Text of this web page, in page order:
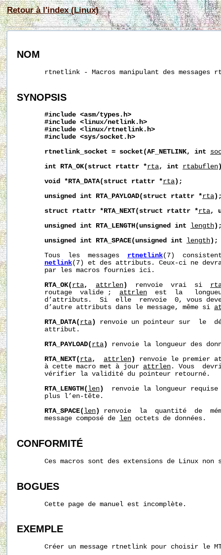
Retour à l'index (Linux)
NOM
rtnetlink - Macros manipulant des messages
SYNOPSIS
#include <asm/types.h>
#include <linux/netlink.h>
#include <linux/rtnetlink.h>
#include <sys/socket.h>
rtnetlink_socket = socket(AF_NETLINK, int
int
RTA_OK(struct rtattr *rta, int rtabuflen
void *RTA_DATA(struct rtattr *rta );
unsigned int RTA_PAYLOAD(struct rtattr *rta
struct
rtattr *RTA_NEXT(struct rtattr *rta,
unsigned int RTA_LENGTH(unsigned int length
unsigned int RTA_SPACE(unsigned int length );
       Tous  les  messages
rtnetlink(7)  consistent
netlink(7) et des attributs. Ceux-ci ne
       par les macros fournies ici.
RTA_OK( rta, attrlen )
  renvoie  vrai  si
       routage  valide ;
attrlen
est  la
d’attributs.  Si  elle  renvoie  0, vous
       d’autre attributs dans le message, même si
RTA_DATA( rta )
renvoie un pointeur sur  le
       attribut.
RTA_PAYLOAD( rta )
renvoie la longueur des
RTA_NEXT( rta, attrlen )
renvoie le premier
       à cette macro met à jour
attrlen . Vous
       vérifier la validité du pointeur retourné.
RTA_LENGTH( len )
renvoie la longueur
       plus l’en-tête.
RTA_SPACE( len )
renvoie  la  quantité  de
       message composé de
len octets de données.
CONFORMITÉ
Ces macros sont des extensions de Linux non
BOGUES
       Cette page de manuel est incomplète.
EXEMPLE
Créer un message rtnetlink pour choisir le